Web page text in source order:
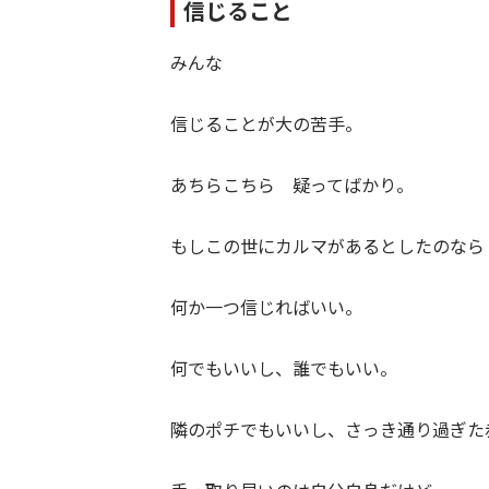
信じること
みんな
信じることが大の苦手。
あちらこちら 疑ってばかり。
もしこの世にカルマがあるとしたのなら
何か一つ信じればいい。
何でもいいし、誰でもいい。
隣のポチでもいいし、さっき通り過ぎた